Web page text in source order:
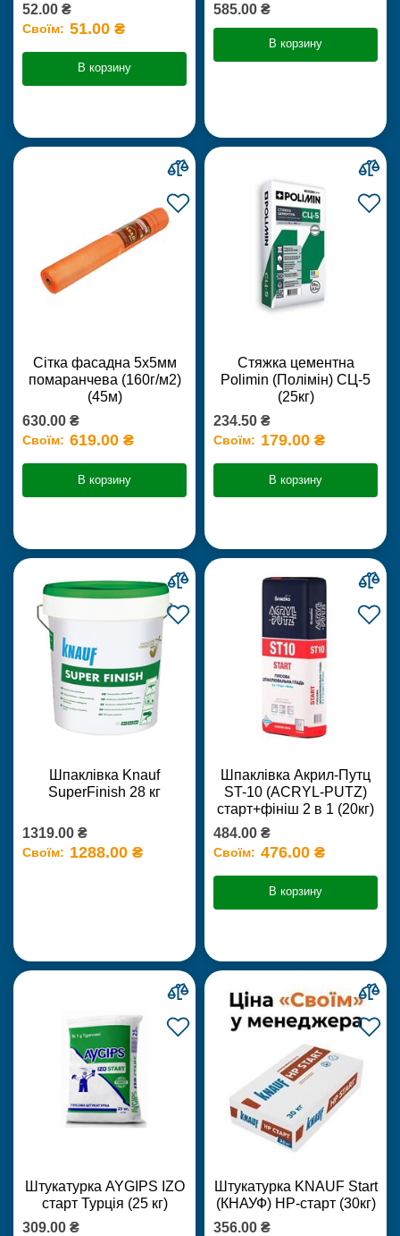
52.00 ₴
Своїм: 51.00 ₴
В корзину
585.00 ₴
В корзину
Сітка фасадна 5х5мм
помаранчева (160г/м2)
(45м)
630.00 ₴
Своїм: 619.00 ₴
В корзину
Стяжка цементна
Polimin (Полімін) СЦ-5
(25кг)
234.50 ₴
Своїм: 179.00 ₴
В корзину
Шпаклівка Knauf
SuperFinish 28 кг
1319.00 ₴
Своїм: 1288.00 ₴
Шпаклівка Акрил-Путц
ST-10 (ACRYL-PUTZ)
старт+фініш 2 в 1 (20кг)
484.00 ₴
Своїм: 476.00 ₴
В корзину
Штукатурка AYGIPS IZO
старт Турція (25 кг)
309.00 ₴
Штукатурка KNAUF Start
(КНАУФ) НР-старт (30кг)
356.00 ₴